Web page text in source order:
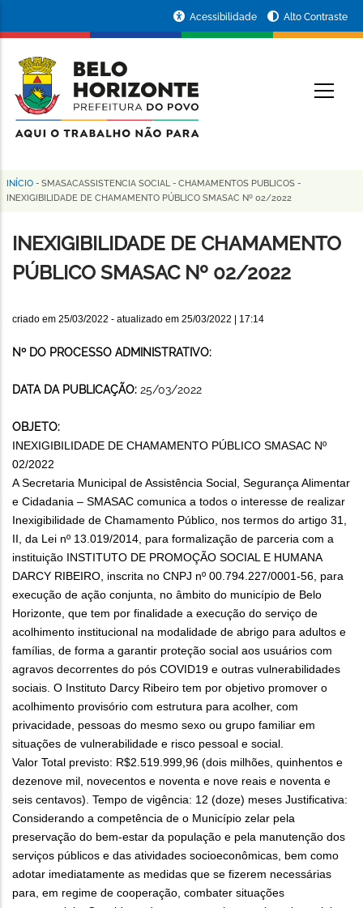
conteúdo
principal
da
Prefeitura
de
Horizonte
Acessibilidade Alto Contraste
Trilha
navegação
INÍCIO - SMASACASSISTENCIA SOCIAL- CHAMAMENTOS PUBLICOS -
INEXIGIBILIDADE DE CHAMAMENTO PÚBLICO SMASAC Nº 02/2022
INEXIGIBILIDADE DE CHAMAMENTO
PÚBLICO SMASAC Nº 02/2022
criado em 25/03/2022 - atualizado em 25/03/2022 | 17:14
Nº DO PROCESSO ADMINISTRATIVO:
DATA DA PUBLICAÇÃO: 25/03/2022
OBJETO:
INEXIGIBILIDADE DE CHAMAMENTO PÚBLICO SMASAC Nº
02/2022
A Secretaria Municipal de Assistência Social, Segurança Alimentar
e Cidadania – SMASAC comunica a todos o interesse de realizar
Inexigibilidade de Chamamento Público, nos termos do artigo 31,
II, da Lei nº 13.019/2014, para formalização de parceria com a
instituição INSTITUTO DE PROMOÇÃO SOCIAL E HUMANA
DARCY RIBEIRO, inscrita no CNPJ nº 00.794.227/0001-56, para
execução de ação conjunta, no âmbito do município de Belo
Horizonte, que tem por finalidade a execução do serviço de
acolhimento institucional na modalidade de abrigo para adultos e
famílias, de forma a garantir proteção social aos usuários com
agravos decorrentes do pós COVID19 e outras vulnerabilidades
sociais. O Instituto Darcy Ribeiro tem por objetivo promover o
acolhimento provisório com estrutura para acolher, com
privacidade, pessoas do mesmo sexo ou grupo familiar em
situações de vulnerabilidade e risco pessoal e social.
Valor Total previsto: R$2.519.999,96 (dois milhões, quinhentos e
dezenove mil, novecentos e noventa e nove reais e noventa e
seis centavos). Tempo de vigência: 12 (doze) meses Justificativa:
Considerando a competência de o Município zelar pela
preservação do bem-estar da população e pela manutenção dos
serviços públicos e das atividades socioeconômicas, bem como
adotar imediatamente as medidas que se fizerem necessárias
para, em regime de cooperação, combater situações